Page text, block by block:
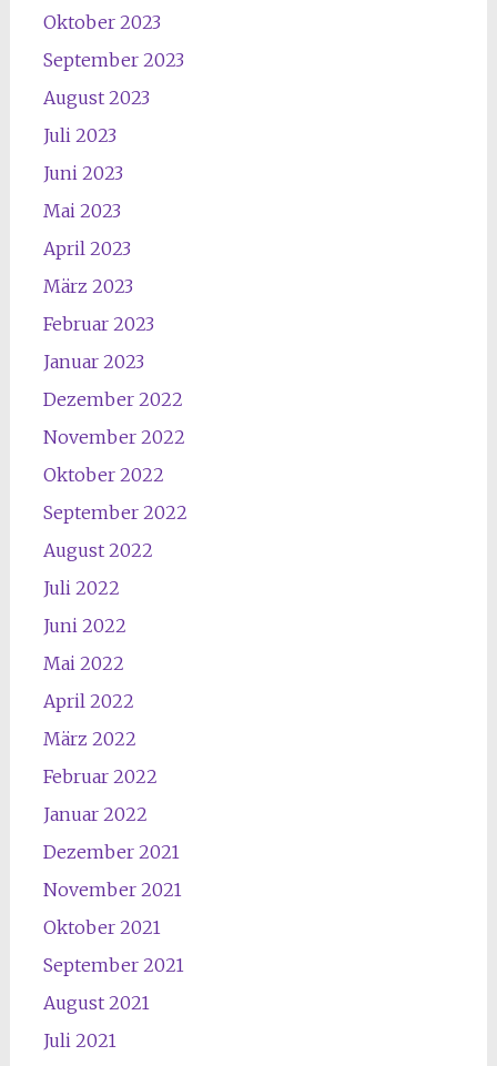
Oktober 2023
September 2023
August 2023
Juli 2023
Juni 2023
Mai 2023
April 2023
März 2023
Februar 2023
Januar 2023
Dezember 2022
November 2022
Oktober 2022
September 2022
August 2022
Juli 2022
Juni 2022
Mai 2022
April 2022
März 2022
Februar 2022
Januar 2022
Dezember 2021
November 2021
Oktober 2021
September 2021
August 2021
Juli 2021